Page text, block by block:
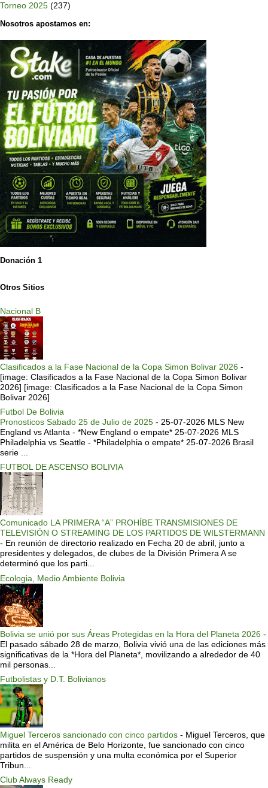
Torneo 2025 (237)
Nosotros apostamos en:
Donación 1
Otros Sitios
Nacional B
Clasificados a la Fase Nacional de la Copa Simon Bolivar 2026 -
[image: Clasificados a la Fase Nacional de la Copa Simon Bolivar
2026] [image: Clasificados a la Fase Nacional de la Copa Simon
Bolivar 2026]
Futbol De Bolivia
Pronosticos Sabado 25 de Julio de 2025 - 25-07-2026 MLS New
England vs Atlanta - *New England o empate* 25-07-2026 MLS
Philadelphia vs Seattle - *Philadelphia o empate* 25-07-2026 Brasil
serie ...
FUTBOL DE ASCENSO BOLIVIA
Comunicado LA PRIMERA “A” PROHÍBE TRANSMISIONES DE
TELEVISIÓN O STREAMING DE LOS PARTIDOS DE WILSTERMANN
- En reunión de directorio realizado en Fecha 20 de abril, junto a
presidentes y delegados, de clubes de la División Primera A se
determinó que los parti...
Ecologia, Medio Ambiente Bolivia
Bolivia se unió por sus Áreas Protegidas en la Hora del Planeta 2026 -
El pasado sábado 28 de marzo, Bolivia vivió una de las ediciones más
significativas de la *Hora del Planeta*, movilizando a alrededor de 40
mil personas...
Futbolistas y D.T. Bolivianos
Miguel Terceros sancionado con cinco partidos - Miguel Terceros, que
milita en el América de Belo Horizonte, fue sancionado con cinco
partidos de suspensión y una multa económica por el Superior
Tribun...
Club Always Ready